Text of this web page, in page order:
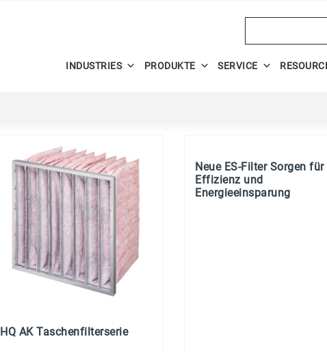
INDUSTRIES PRODUKTE SERVICE
HQ AK Taschenfilterserie
Neue ES-Filter Sorgen für
Effizienz und
Energieeinsparung